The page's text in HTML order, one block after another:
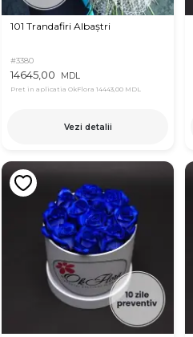
101 Trandafiri Albaștri
#3380
14645,00 MDL
Pret in aplicatia OkFlora 14443,00 MDL
Vezi detalii